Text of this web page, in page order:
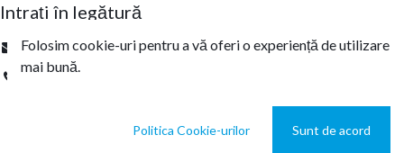
Intrați în legătură
office@sterachemicals.ro
+40 21 457 03 22
Folosim cookie-uri pentru a vă oferi o experiență de utilizare
mai bună.
Politica Cookie-urilor Sunt de acord